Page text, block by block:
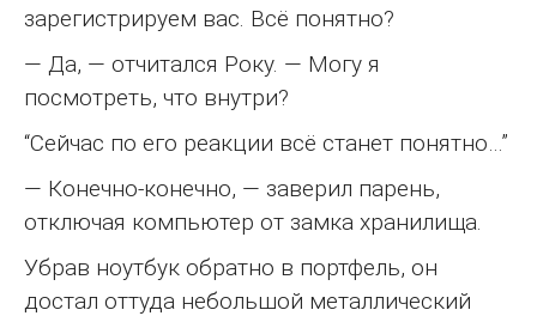
зарегистрируем вас. Всё понятно?
— Да, — отчитался Року. — Могу я
посмотреть, что внутри?
“Сейчас по его реакции всё станет понятно…”
— Конечно-конечно, — заверил парень,
отключая компьютер от замка хранилища.
Убрав ноутбук обратно в портфель, он
достал оттуда небольшой металлический